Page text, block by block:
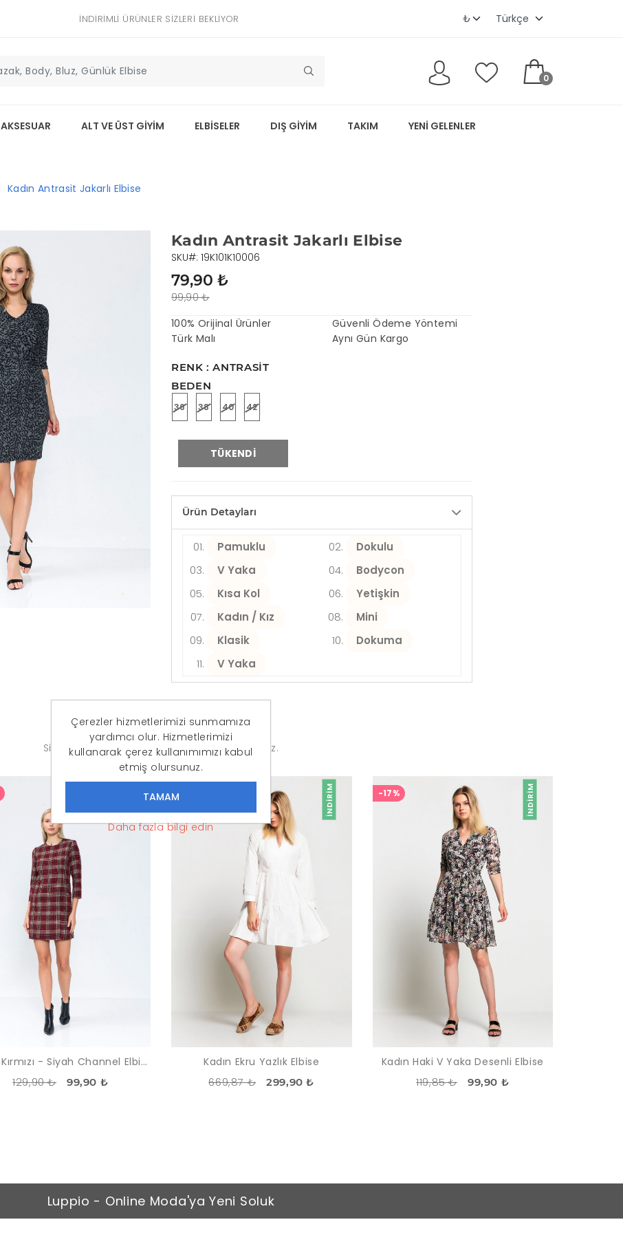
İNDIRIMLI ÜRÜNLER SIZLERI BEKLIYOR
0
AKSESUAR ALT VE ÜST GİYİM ELBİSELER DIŞ GİYİM TAKIM YENI GELENLER
Kadın Antrasit Jakarlı Elbise
Kadın Antrasit Jakarlı Elbise
99,90 ₺
79,90 ₺
SKU#: 19K101K10006
100% Orijinal Ürünler
Güvenli Ödeme Yöntemi
Türk Malı
Aynı Gün Kargo
RENK : ANTRASIT
BEDEN
36 38 40 42
TÜKENDI
Ürün Detayları
Pamuklu
Dokulu
V Yaka
Bodycon
Kısa Kol
Yetişkin
Kadın / Kız
Mini
Klasik
Dokuma
V Yaka
Benzer Ürünler
Sizler için seçtiğimiz ürünlere göz atabilirsiniz.
Kadın Kırmızı - Siyah Channel Elbise
129,90 ₺ 99,90 ₺
İNDIRIM
-55%
Kadın Ekru Yazlık Elbise
669,87 ₺ 299,90 ₺
İNDIRIM
-17%
Kadın Haki V Yaka Desenli Elbise
119,85 ₺ 99,90 ₺
Luppio - Online Moda'ya Yeni Soluk
Çerezler hizmetlerimizi sunmamıza
yardımcı olur. Hizmetlerimizi
kullanarak çerez kullanımımızı kabul
etmiş olursunuz.
Daha fazla bilgi edin